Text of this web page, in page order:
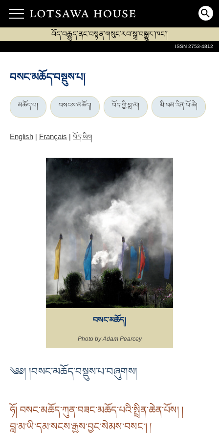
བོད་བརྒྱུད་ནང་བསྟན་གསུང་རབ་སྒྲ་བསྒྱུར་ཁང་།
ISSN 2753-4812
བསང་མཆོད་བསྡུས་པ།
མཆོད་པ། བསངས་མཆོད། བོད་ཀྱི་བླ་མ། མི་ཕམ་རིན་པོ་ཆེ།
English | Français | བོད་ཡིག
བསང་མཆོད།
Photo by Adam Pearcey
༄༅། །བསང་མཆོད་བསྡུས་པ་བཞུགས།
ཧོ། བསང་མཆོད་ཀུན་བཟང་མཆོད་པའི་སྤྲིན་ཆེན་པོས། །
བླ་མ་ཡི་དམ་སངས་རྒྱས་བྱང་སེམས་བསང་། །